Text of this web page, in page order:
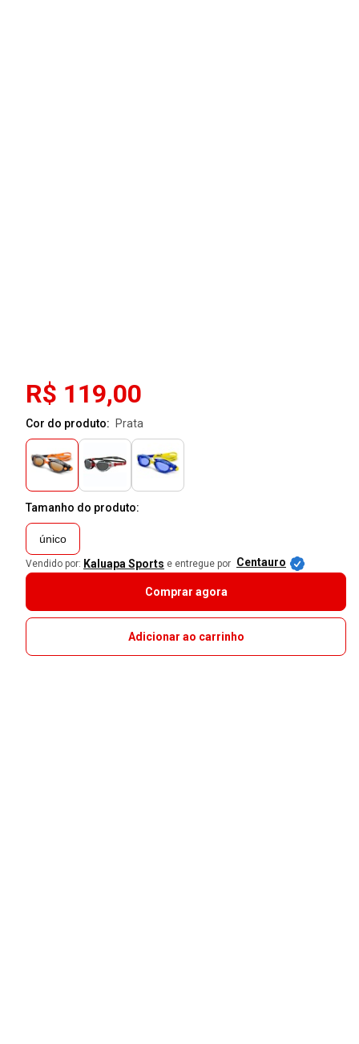
R$ 119,00
Cor do produto: prata
Tamanho do produto:
único
Vendido por: Kaluapa Sports e entregue por Centauro
Comprar agora
Adicionar ao carrinho